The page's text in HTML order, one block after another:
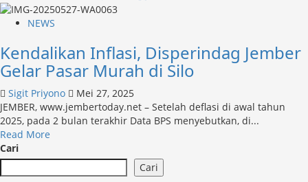
NEWS
Kendalikan Inflasi, Disperindag Jember
Gelar Pasar Murah di Silo
Sigit Priyono
Mei 27, 2025
JEMBER, www.jembertoday.net – Setelah deflasi di awal tahun
2025, pada 2 bulan terakhir Data BPS menyebutkan, di...
Read More
about
Kendalikan
Cari
Cari